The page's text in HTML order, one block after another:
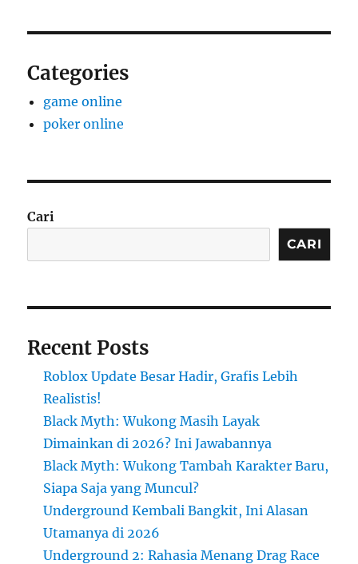
Categories
game online
poker online
Cari
CARI
Recent Posts
Roblox Update Besar Hadir, Grafis Lebih
Realistis!
Black Myth: Wukong Masih Layak
Dimainkan di 2026? Ini Jawabannya
Black Myth: Wukong Tambah Karakter Baru,
Siapa Saja yang Muncul?
Underground Kembali Bangkit, Ini Alasan
Utamanya di 2026
Underground 2: Rahasia Menang Drag Race